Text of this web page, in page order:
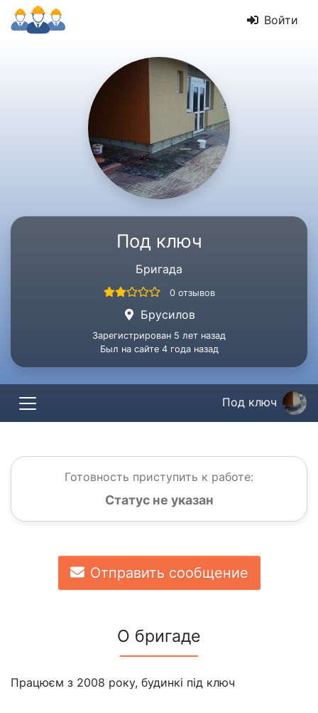
Войти
Под ключ
Бригада
0 отзывов
Брусилов
Зарегистрирован 5 лет назад
Был на сайте 4 года назад
Под ключ
Готовность приступить к работе:
Статус не указан
Отправить сообщение
О бригаде
Працюєм з 2008 року, будинкі під ключ